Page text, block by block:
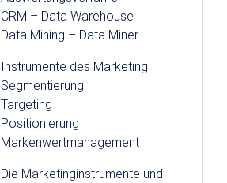
CRM – Data Warehouse
Data Mining – Data Miner
Instrumente des Marketing
Segmentierung
Targeting
Positionierung
Markenwertmanagement
Die Marketinginstrumente und